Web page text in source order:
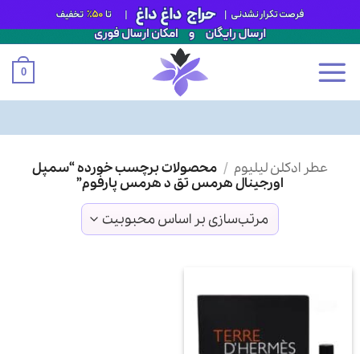
0
عطر ادکلن لیلیوم / محصولات برچسب خورده “سمپل
اورجینال هرمس تق د هرمس پارفوم”